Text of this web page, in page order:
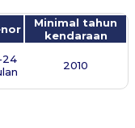
Minimal tahun
kendaraan
2010